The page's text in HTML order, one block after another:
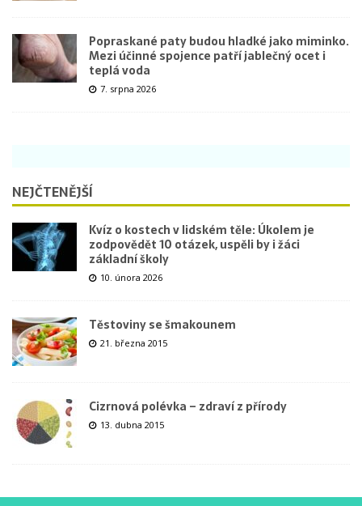
Popraskané paty budou hladké jako miminko.
Mezi účinné spojence patří jablečný ocet i
teplá voda
7. srpna 2026
NEJČTENĚJŠÍ
Kvíz o kostech v lidském těle: Úkolem je
zodpovědět 10 otázek, uspěli by i žáci
základní školy
10. února 2026
Těstoviny se šmakounem
21. března 2015
Cizrnová polévka – zdraví z přírody
13. dubna 2015